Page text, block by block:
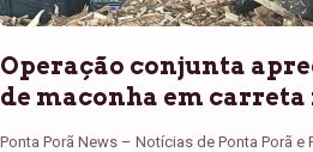
Operação conjunta
de maconha em
Ponta Porã News – Notícias de Ponta Porã e